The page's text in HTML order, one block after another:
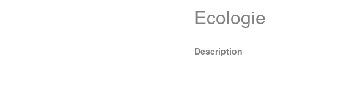
Ecologie
Description